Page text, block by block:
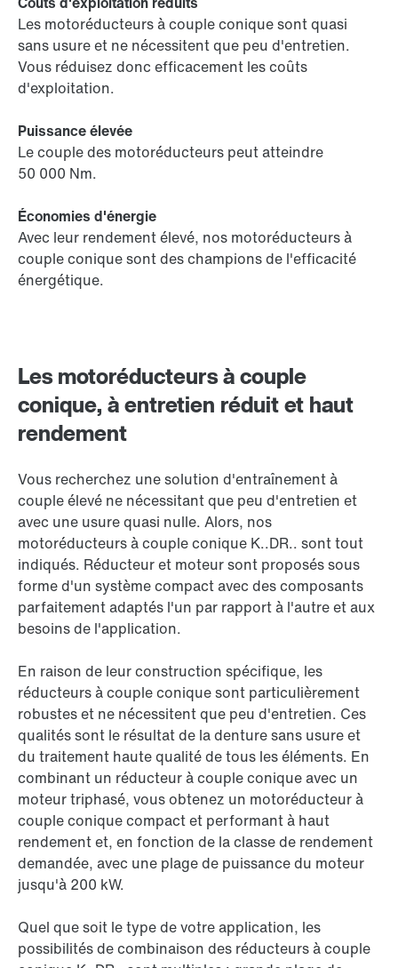
Les motoréducteurs à couple
conique, à entretien réduit et haut
rendement
Vous recherchez une solution d'entraînement à
couple élevé ne nécessitant que peu d'entretien et
avec une usure quasi nulle. Alors, nos
motoréducteurs à couple conique K..DR.. sont tout
indiqués. Réducteur et moteur sont proposés sous
forme d'un système compact avec des composants
parfaitement adaptés l'un par rapport à l'autre et aux
besoins de l'application.
En raison de leur construction spécifique, les
réducteurs à couple conique sont particulièrement
robustes et ne nécessitent que peu d'entretien. Ces
qualités sont le résultat de la denture sans usure et
du traitement haute qualité de tous les éléments. En
combinant un réducteur à couple conique avec un
moteur triphasé, vous obtenez un motoréducteur à
couple conique compact et performant à haut
rendement et, en fonction de la classe de rendement
demandée, avec une plage de puissance du moteur
jusqu'à 200 kW.
Quel que soit le type de votre application, les
possibilités de combinaison des réducteurs à couple
Les motoréducteurs à couple conique sont quasi
sans usure et ne nécessitent que peu d'entretien.
Vous réduisez donc efficacement les coûts
d'exploitation.
Puissance élevée
Le couple des motoréducteurs peut atteindre
50 000 Nm.
Économies d'énergie
Avec leur rendement élevé, nos motoréducteurs à
couple conique sont des champions de l'efficacité
énergétique.